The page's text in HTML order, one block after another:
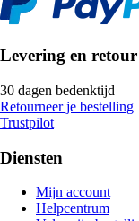
Levering en retour
30 dagen bedenktijd
Retourneer je bestelling
Trustpilot
Diensten
Mijn account
Helpcentrum